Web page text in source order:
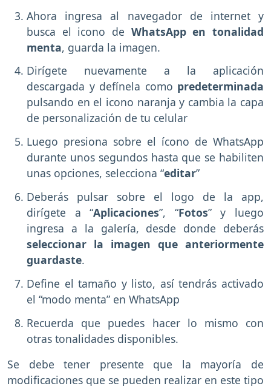
Ahora ingresa al navegador de internet y
busca el icono de WhatsApp en tonalidad
menta, guarda la imagen.
Dirígete nuevamente a la aplicación
descargada y defínela como predeterminada
pulsando en el icono naranja y cambia la capa
de personalización de tu celular
Luego presiona sobre el ícono de WhatsApp
durante unos segundos hasta que se habiliten
unas opciones, selecciona “editar”
Deberás pulsar sobre el logo de la app,
dirígete a “Aplicaciones”, “Fotos” y luego
ingresa a la galería, desde donde deberás
seleccionar la imagen que anteriormente
guardaste.
Define el tamaño y listo, así tendrás activado
el “modo menta” en WhatsApp
Recuerda que puedes hacer lo mismo con
otras tonalidades disponibles.
Se debe tener presente que la mayoría de
modificaciones que se pueden realizar en este tipo